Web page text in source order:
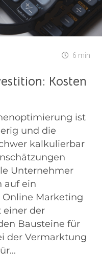
6 min
Kosten
ist
und die
kalkulierbar
Unternehmer
auf ein
Online Marketing
einer der
Bausteine für
der Vermarktung